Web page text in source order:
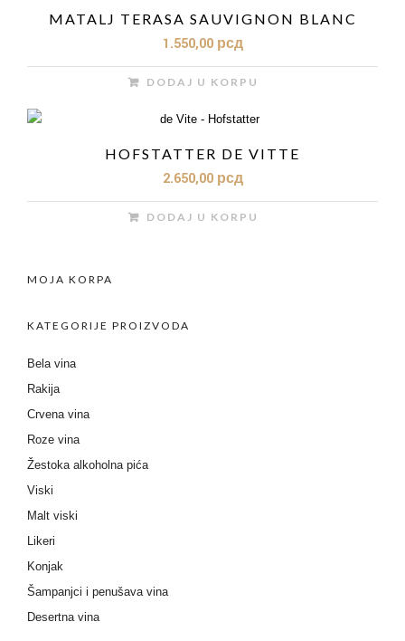
MATALJ TERASA SAUVIGNON BLANC
1.550,00 рсд
DODAJ U KORPU
HOFSTATTER DE VITTE
2.650,00 рсд
DODAJ U KORPU
MOJA KORPA
KATEGORIJE PROIZVODA
Bela vina
Rakija
Crvena vina
Roze vina
Žestoka alkoholna pića
Viski
Malt viski
Likeri
Konjak
Šampanjci i penušava vina
Desertna vina